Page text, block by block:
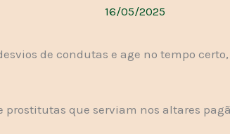
16/05/2025
de condutas e age no tempo
prostitutas que serviam nos altares